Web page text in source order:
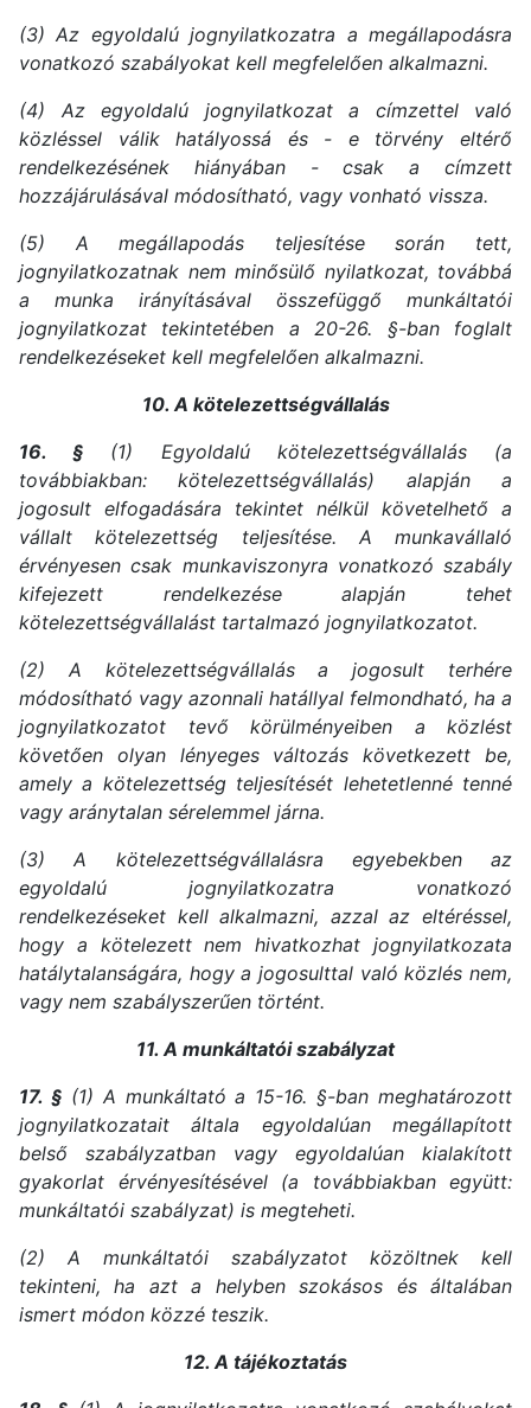
(3) Az egyoldalú jognyilatkozatra a megállapodásra
vonatkozó szabályokat kell megfelelően alkalmazni.
(4) Az egyoldalú jognyilatkozat a címzettel való
közléssel válik hatályossá és - e törvény eltérő
rendelkezésének hiányában - csak a címzett
hozzájárulásával módosítható, vagy vonható vissza.
(5) A megállapodás teljesítése során tett,
jognyilatkozatnak nem minősülő nyilatkozat, továbbá
a munka irányításával összefüggő munkáltatói
jognyilatkozat tekintetében a 20-26. §-ban foglalt
rendelkezéseket kell megfelelően alkalmazni.
10. A kötelezettségvállalás
16. § (1) Egyoldalú kötelezettségvállalás (a
továbbiakban: kötelezettségvállalás) alapján a
jogosult elfogadására tekintet nélkül követelhető a
vállalt kötelezettség teljesítése. A munkavállaló
érvényesen csak munkaviszonyra vonatkozó szabály
kifejezett rendelkezése alapján tehet
kötelezettségvállalást tartalmazó jognyilatkozatot.
(2) A kötelezettségvállalás a jogosult terhére
módosítható vagy azonnali hatállyal felmondható, ha a
jognyilatkozatot tevő körülményeiben a közlést
követően olyan lényeges változás következett be,
amely a kötelezettség teljesítését lehetetlenné tenné
vagy aránytalan sérelemmel járna.
(3) A kötelezettségvállalásra egyebekben az
egyoldalú jognyilatkozatra vonatkozó
rendelkezéseket kell alkalmazni, azzal az eltéréssel,
hogy a kötelezett nem hivatkozhat jognyilatkozata
hatálytalanságára, hogy a jogosulttal való közlés nem,
vagy nem szabályszerűen történt.
11. A munkáltatói szabályzat
17. §(1) A munkáltató a 15-16. §-ban meghatározott
jognyilatkozatait általa egyoldalúan megállapított
belső szabályzatban vagy egyoldalúan kialakított
gyakorlat érvényesítésével (a továbbiakban együtt:
munkáltatói szabályzat) is megteheti.
(2) A munkáltatói szabályzatot közöltnek kell
tekinteni, ha azt a helyben szokásos és általában
ismert módon közzé teszik.
12. A tájékoztatás